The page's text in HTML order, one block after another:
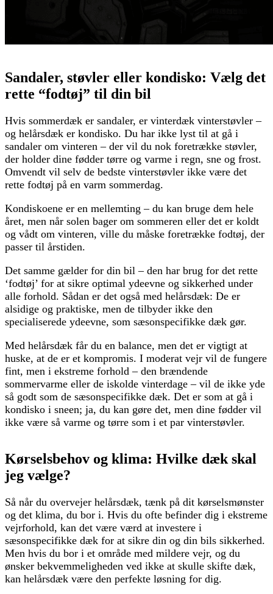
Sandaler, støvler eller kondisko: Vælg det
rette “fodtøj” til din bil
Hvis sommerdæk er sandaler, er vinterdæk vinterstøvler –
og helårsdæk er kondisko. Du har ikke lyst til at gå i
sandaler om vinteren – der vil du nok foretrække støvler,
der holder dine fødder tørre og varme i regn, sne og frost.
Omvendt vil selv de bedste vinterstøvler ikke være det
rette fodtøj på en varm sommerdag.
Kondiskoene er en mellemting – du kan bruge dem hele
året, men når solen bager om sommeren eller det er koldt
og vådt om vinteren, ville du måske foretrække fodtøj, der
passer til årstiden.
Det samme gælder for din bil – den har brug for det rette
‘fodtøj’ for at sikre optimal ydeevne og sikkerhed under
alle forhold. Sådan er det også med helårsdæk: De er
alsidige og praktiske, men de tilbyder ikke den
specialiserede ydeevne, som sæsonspecifikke dæk gør.
Med helårsdæk får du en balance, men det er vigtigt at
huske, at de er et kompromis. I moderat vejr vil de fungere
fint, men i ekstreme forhold – den brændende
sommervarme eller de iskolde vinterdage – vil de ikke yde
så godt som de sæsonspecifikke dæk. Det er som at gå i
kondisko i sneen; ja, du kan gøre det, men dine fødder vil
ikke være så varme og tørre som i et par vinterstøvler.
Kørselsbehov og klima: Hvilke dæk skal
jeg vælge?
Så når du overvejer helårsdæk, tænk på dit kørselsmønster
og det klima, du bor i. Hvis du ofte befinder dig i ekstreme
vejrforhold, kan det være værd at investere i
sæsonspecifikke dæk for at sikre din og din bils sikkerhed.
Men hvis du bor i et område med mildere vejr, og du
ønsker bekvemmeligheden ved ikke at skulle skifte dæk,
kan helårsdæk være den perfekte løsning for dig.